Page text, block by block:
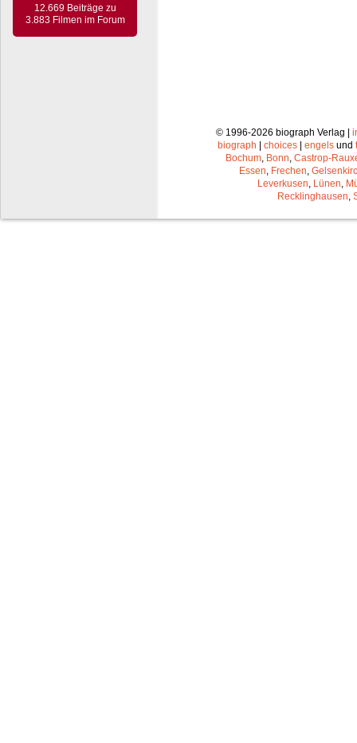
12.669 Beiträge zu
3.883 Filmen im Forum
© 1996-2026 biograph Verlag |
biograph
choices engels und
Bochum, Bonn, Castrop-
Essen, Frechen,
Leverkusen, Lünen,
Recklinghausen,